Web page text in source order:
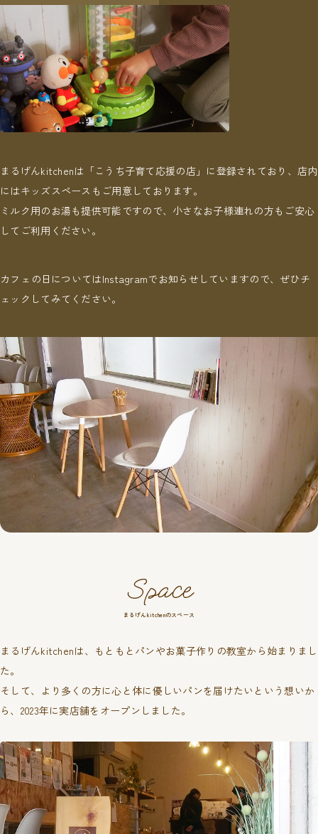
まるげんkitchenは「こうち子育て応援の店」に登録されており、店内
にはキッズスペースもご用意しております。
ミルク用のお湯も提供可能ですので、小さなお子様連れの方もご安心
してご利用ください。
カフェ⁨⁩の日についてはInstagramでお知らせしていますので、ぜひチ
ェックしてみてください。
Space
まるげんkitchenのスペース
まるげんkitchenは、もともとパンやお菓子作りの教室から始まりまし
た。
そして、より多くの方に心と体に優しいパンを届けたいという想いか
ら、2023年に実店舗をオープンしました。